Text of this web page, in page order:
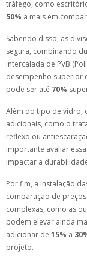
tráfego, como
50% a mais em
Sabendo disso, as
segura, combinando
intercalada de PVB
desempenho superior
pode ser até 70%
Além do tipo de vidro,
adicionais, como o
reflexo ou
importante avaliar
impactar a
Por fim, a instalação
comparação de
complexas, como as
podem elevar ainda
adicionar de 15% a
projeto.